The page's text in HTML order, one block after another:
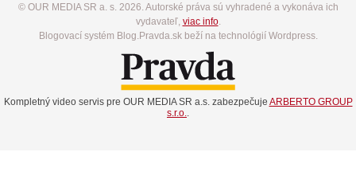
© OUR MEDIA SR a. s. 2026. Autorské práva sú vyhradené a vykonáva ich
vydavateľ, viac info.
Blogovací systém Blog.Pravda.sk beží na technológií Wordpress.
Kompletný video servis pre OUR MEDIA SR a.s. zabezpečuje ARBERTO GROUP
s.r.o.